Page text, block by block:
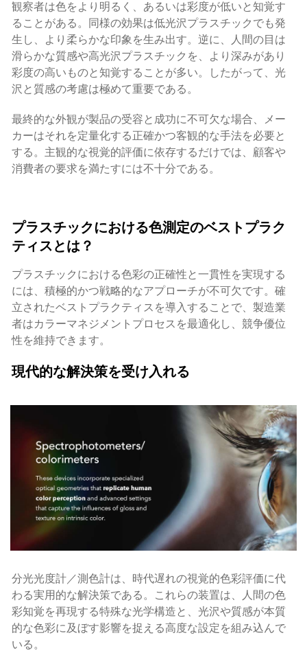
観察者は色をより明るく、あるいは彩度が低いと知覚す
ることがある。同様の効果は低光沢プラスチックでも発
生し、より柔らかな印象を生み出す。逆に、人間の目は
滑らかな質感や高光沢プラスチックを、より深みがあり
彩度の高いものと知覚することが多い。したがって、光
沢と質感の考慮は極めて重要である。
最終的な外観が製品の受容と成功に不可欠な場合、メー
カーはそれを定量化する正確かつ客観的な手法を必要と
する。主観的な視覚的評価に依存するだけでは、顧客や
消費者の要求を満たすには不十分である。
プラスチックにおける色測定のベストプラク
ティスとは？
プラスチックにおける色彩の正確性と一貫性を実現する
には、積極的かつ戦略的なアプローチが不可欠です。確
立されたベストプラクティスを導入することで、製造業
者はカラーマネジメントプロセスを最適化し、競争優位
性を維持できます。
現代的な解決策を受け入れる
分光光度計／測色計は、時代遅れの視覚的色彩評価に代
わる実用的な解決策である。これらの装置は、人間の色
彩知覚を再現する特殊な光学構造と、光沢や質感が本質
的な色彩に及ぼす影響を捉える高度な設定を組み込んで
いる。